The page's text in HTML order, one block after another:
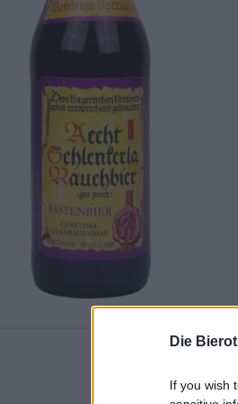
Die
If you wish